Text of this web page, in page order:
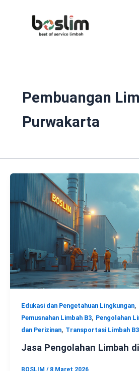
Pembuangan
Purwakarta
Edukasi dan Pengetahuan Lingkungan,
Pemusnahan Limbah B3, Pengolahan
dan Perizinan, Transportasi Limbah B3
Jasa Pengolahan Limbah
BOSLIM / 8 Maret 2026